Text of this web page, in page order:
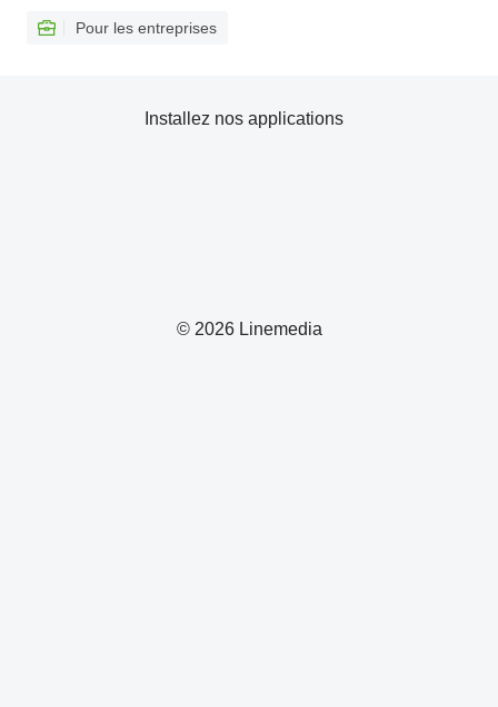
Pour les entreprises
© 2026 Linemedia
Installez nos applications